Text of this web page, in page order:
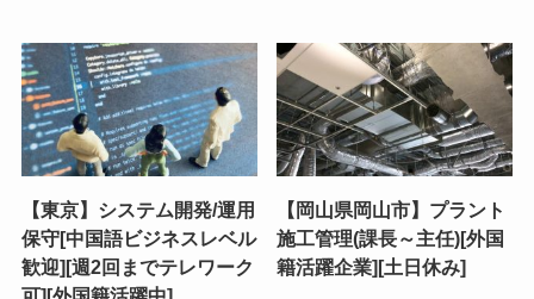
【東京】システム開発/運用
保守[中国語ビジネスレベル
歓迎][週2回までテレワーク
【岡山県岡山市】プラント
施工管理(課長～主任)[外国
籍活躍企業][土日休み]